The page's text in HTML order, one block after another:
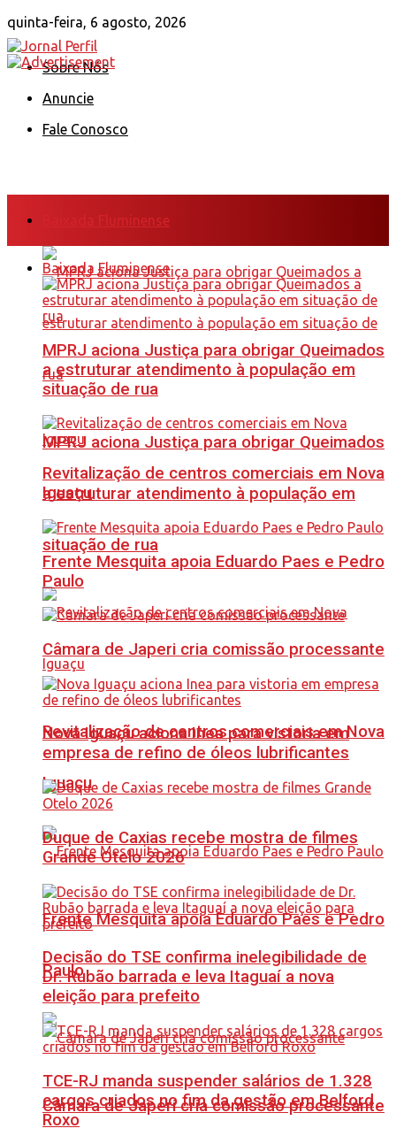
quinta-feira, 6 agosto, 2026
Sobre Nós
Anuncie
Fale Conosco
Baixada Fluminense
MPRJ aciona Justiça para obrigar Queimados
a estruturar atendimento à população em
situação de rua
Revitalização de centros comerciais em Nova
Iguaçu
Frente Mesquita apoia Eduardo Paes e Pedro
Paulo
Câmara de Japeri cria comissão processante
Baixada Fluminense
MPRJ aciona Justiça para obrigar Queimados
a estruturar atendimento à população em
situação de rua
Revitalização de centros comerciais em Nova
Iguaçu
Frente Mesquita apoia Eduardo Paes e Pedro
Paulo
Câmara de Japeri cria comissão processante
Nova Iguaçu aciona Inea para vistoria em
empresa de refino de óleos lubrificantes
Duque de Caxias recebe mostra de filmes
Grande Otelo 2026
Decisão do TSE confirma inelegibilidade de
Dr. Rubão barrada e leva Itaguaí a nova
eleição para prefeito
TCE-RJ manda suspender salários de 1.328
cargos criados no fim da gestão em Belford
Roxo